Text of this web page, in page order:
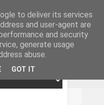
to deliver its services
and user-agent are
and security
generate usage
abuse.
GOT IT